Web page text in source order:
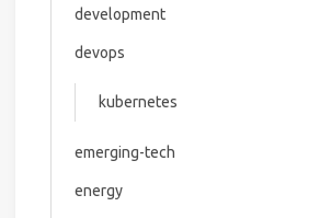
development
devops
kubernetes
emerging-tech
energy